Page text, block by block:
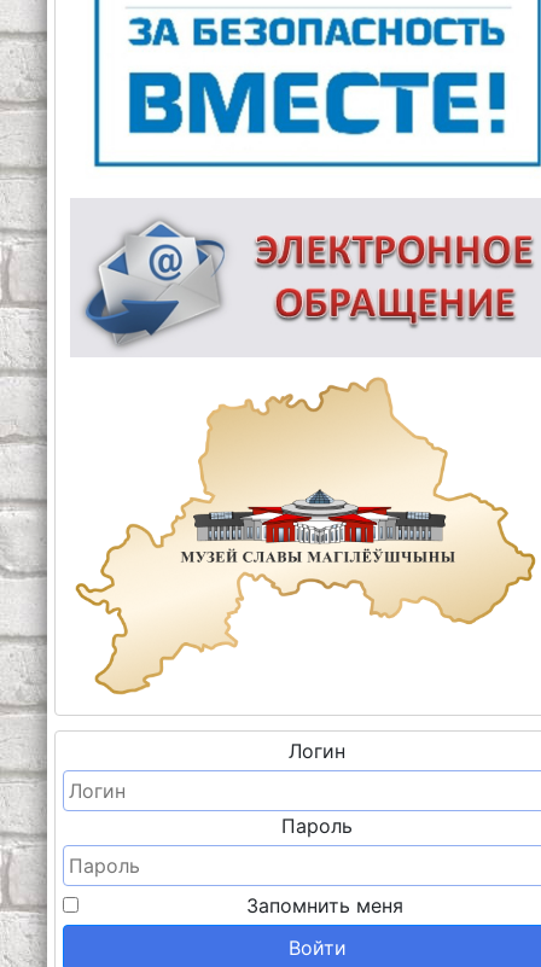
Логин
Пароль
Запомнить меня
Войти